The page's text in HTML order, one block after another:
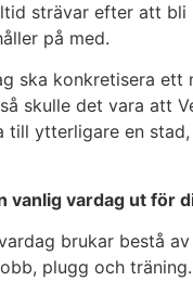
strävar efter att bli
på med.
ska konkretisera ett
skulle det vara att
till ytterligare en
vanlig vardag ut för
brukar bestå
plugg och